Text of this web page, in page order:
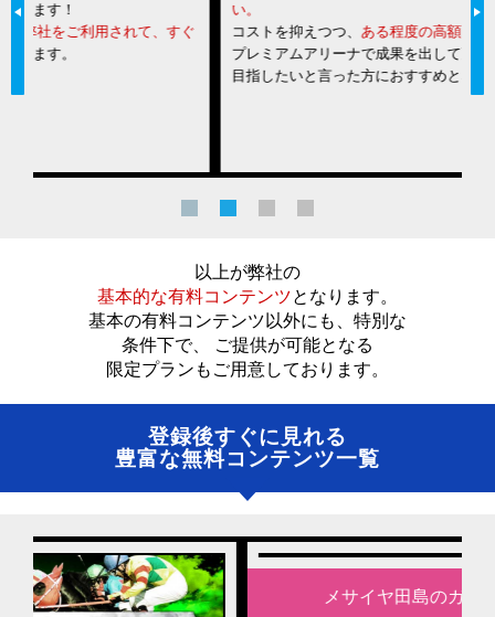
い。
コストを抑えつつ、ある程度の高額配当も期待したい。
プレミアムアリーナで成果を出して更なるステップアップを
目指したいと言った方におすすめとなっております。
以上が弊社の
基本的な有料コンテンツとなります。
基本の有料コンテンツ以外にも、特別な
条件下で、 ご提供が可能となる
限定プランもご用意しております。
登録後すぐに見れる
豊富な無料コンテンツ一覧
メサイヤ田島のガチンコ勝負列伝